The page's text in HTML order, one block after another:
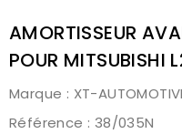
AMORTISSEUR
POUR
Marque : XT-
Référence : 38/035N